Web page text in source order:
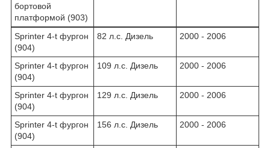
бортовой
платформой (903)
Sprinter 4-t фургон
(904)
82 л.с. Дизель 2000 - 2006
Sprinter 4-t фургон
(904)
109 л.с. Дизель 2000 - 2006
Sprinter 4-t фургон
(904)
129 л.с. Дизель 2000 - 2006
Sprinter 4-t фургон
(904)
156 л.с. Дизель 2000 - 2006